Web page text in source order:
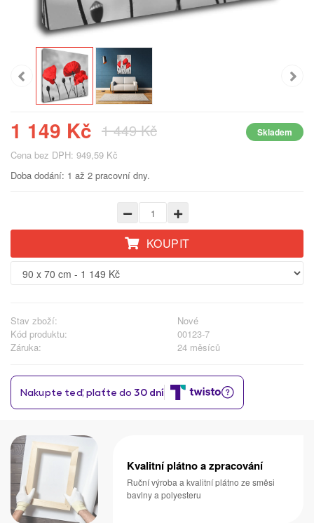
1 149 Kč 1 449 Kč Skladem
Cena bez DPH: 949,59 Kč
Doba dodání: 1 až 2 pracovní dny.
KOUPIT
Stav zboží:
Nové
Kód produktu:
00123-7
Záruka:
24 měsíců
Kvalitní plátno a zpracování
Ruční výroba a kvalitní plátno ze směsi
bavlny a polyesteru